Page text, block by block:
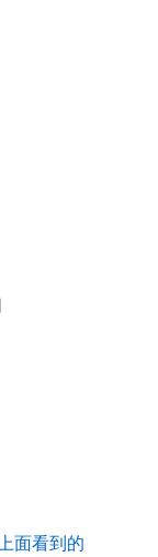
上面看到的